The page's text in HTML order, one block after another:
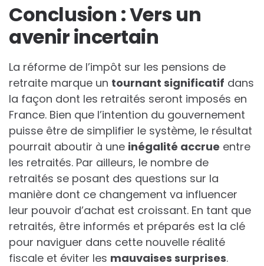
Conclusion : Vers un
avenir incertain
La réforme de l’impôt sur les pensions de
retraite marque un tournant significatif dans
la façon dont les retraités seront imposés en
France. Bien que l’intention du gouvernement
puisse être de simplifier le système, le résultat
pourrait aboutir à une inégalité accrue entre
les retraités. Par ailleurs, le nombre de
retraités se posant des questions sur la
manière dont ce changement va influencer
leur pouvoir d’achat est croissant. En tant que
retraités, être informés et préparés est la clé
pour naviguer dans cette nouvelle réalité
fiscale et éviter les mauvaises surprises.